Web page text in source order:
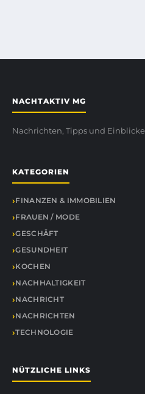
NACHTAKTIV MG
Nachrichten, Tipps und Einblicke
KATEGORIEN
FINANZEN & IMMOBILIEN
FRAUEN / MODE
GESCHÄFT
GESUNDHEIT
KOCHEN
NACHHALTIGKEIT
NACHRICHT
NACHRICHTEN
TECHNOLOGIE
NÜTZLICHE LINKS